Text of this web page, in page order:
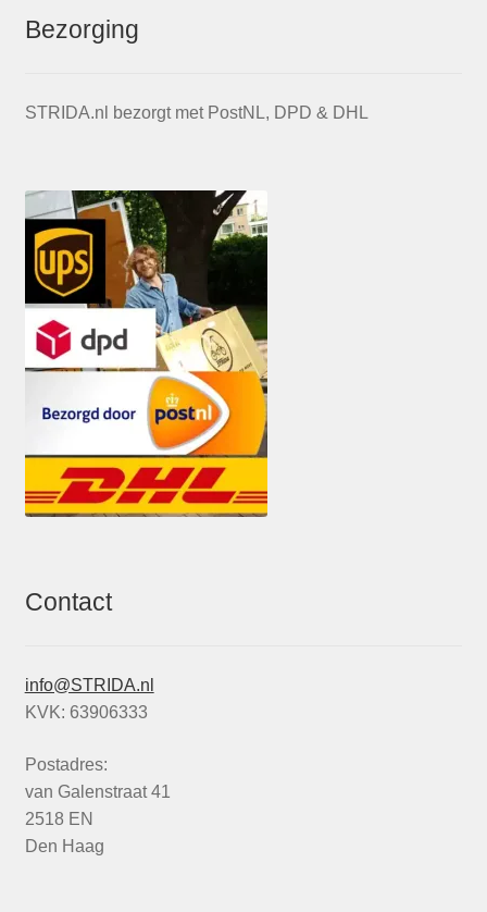
Bezorging
STRIDA.nl bezorgt met PostNL, DPD & DHL
Contact
info@STRIDA.nl
KVK: 63906333
Postadres:
van Galenstraat 41
2518 EN
Den Haag